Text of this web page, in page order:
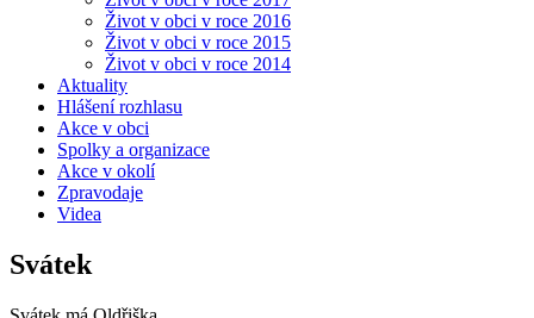
Život v obci v roce 2016
Život v obci v roce 2015
Život v obci v roce 2014
Aktuality
Hlášení rozhlasu
Akce v obci
Spolky a organizace
Akce v okolí
Zpravodaje
Videa
Svátek